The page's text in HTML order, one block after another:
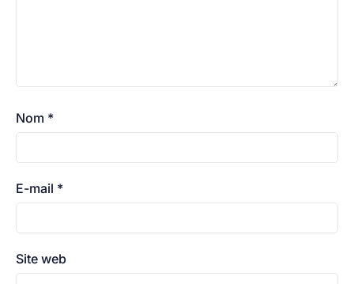
Nom *
E-mail *
Site web